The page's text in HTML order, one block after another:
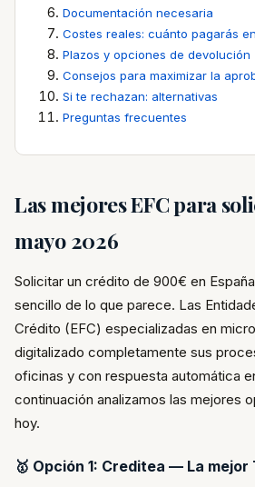
Documentación necesaria
Costes reales: cuánto pagarás
Plazos y opciones de devolución
Consejos para maximizar la
Si te rechazan: alternativas
Preguntas frecuentes
Las mejores EFC para
mayo 2026
Solicitar un crédito de 900€ en
sencillo de lo que parece. Las
Crédito (EFC) especializadas en
digitalizado completamente sus
oficinas y con respuesta automática
continuación analizamos las mejores
hoy.
🥇 Opción 1: Creditea — La